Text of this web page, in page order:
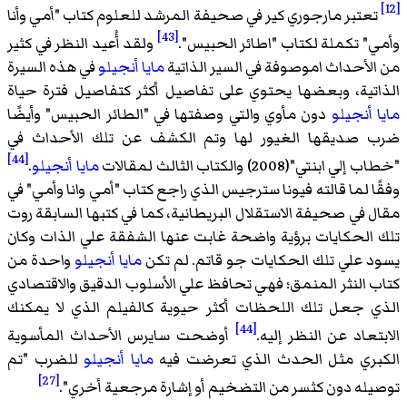
مارجوري كير في صحيفة المرشد للعلوم كتاب "أمي وأنا
تكملة لكتاب "اطائر الحبيس".
ولقد أُعيد النظر في كثير
اموصوفة في السير الذاتيةمايا أنجيلوفي هذه السيرة
وبعضها يحتوي على تفاصيل أكثر كتفاصيل فترة حياة
دون مأوي والتي وصفتها في "الطائر الحبيس" وأيضًا
صديقها الغيور لها وتم الكشف عن تلك الأحداث في
والكتاب الثالث لمقالات
مايا أنجيلو.
لما قالته فيونا سترجيس الذي راجع كتاب "أمي وانا وأمي" في
في صحيفة الاستقلال البريطانية، كما في كتبها السابقة روت
برؤية واضحة غابت عنها الشفقة علي الذات وكان
علي تلك الحكايات جو قاتم. لم تكنمايا أنجيلوواحدة من
النثر المنمق؛ فهي تحافظ علي الأسلوب الدقيق والاقتصادي
جعل تلك اللحظات أكثر حيوية كالفيلم الذي لا يمكنك
عن النظر إليه.
أوضحت سايرس الأحداث المأسوية
مثل الحدث الذي تعرضت فيه مايا أنجيلوللضرب "تم
دون كثسر من التضخيم أو إشارة مرجعية أخري".[27]